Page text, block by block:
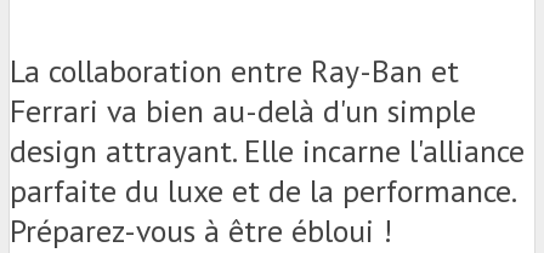
La collaboration entre Ray-Ban et
Ferrari va bien au-delà d'un simple
design attrayant. Elle incarne l'alliance
parfaite du luxe et de la performance.
Préparez-vous à être ébloui !